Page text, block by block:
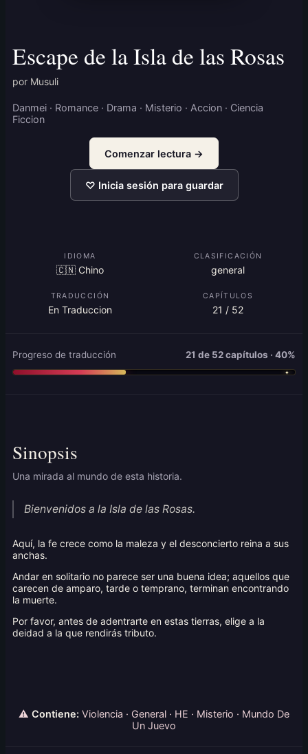
Escape de la Isla de las Rosas
por Musuli
Danmei · Romance · Drama · Misterio · Accion · Ciencia
Ficcion
Comenzar lectura →
♡ Inicia sesión para guardar
IDIOMA
🇨🇳 Chino
CLASIFICACIÓN
general
TRADUCCIÓN
En Traduccion
CAPÍTULOS
21 / 52
Progreso de traducción 21 de 52 capítulos · 40%
Sinopsis
Una mirada al mundo de esta historia.
Bienvenidos a la Isla de las Rosas.
Aquí, la fe crece como la maleza y el desconcierto reina a sus
anchas.
Andar en solitario no parece ser una buena idea; aquellos que
carecen de amparo, tarde o temprano, terminan encontrando
la muerte.
Por favor, antes de adentrarte en estas tierras, elige a la
deidad a la que rendirás tributo.
⚠ Contiene: Violencia · General · HE · Misterio · Mundo De
Un Juevo